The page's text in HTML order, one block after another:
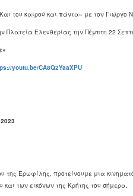
του καιρού και πάντα» με τον Γιώργο
Πλατεία Ελευθερίας την Πέμπτη 22
youtu.be/CA8Q2YaaXPU
της Ερωφίλης, προτείνουμε μια
και των εικόνων της Κρήτης του σήμερα.